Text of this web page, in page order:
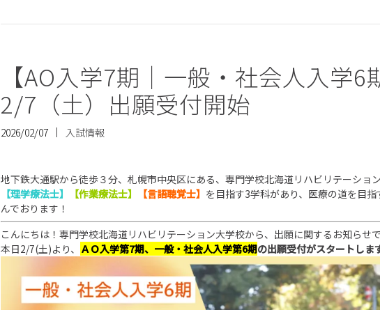
【AO入学7期｜一般・社会人入学6
2/7（土）出願受付開始
2026/02/07 入試情報
地下鉄大通駅から徒歩３分、札幌市中央区にある、専門学校北海道リハビリテーション
【理学療法士】
【作業療法士】 【言語聴覚士】 を目指す3学科があり、医療の道を目
んでおります！
こんにちは！専門学校北海道リハビリテーション大学校から、出願に関するお知らせ
本日2/7(土)より、 ＡＯ入学第7期、 一般・社会人入学第6期の出願受付がスタートしま